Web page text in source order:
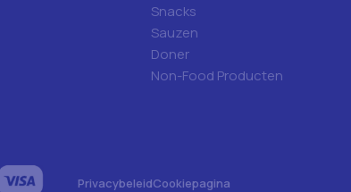
Snacks
Sauzen
Doner
Non-Food Producten
PrivacybeleidCookiepagina